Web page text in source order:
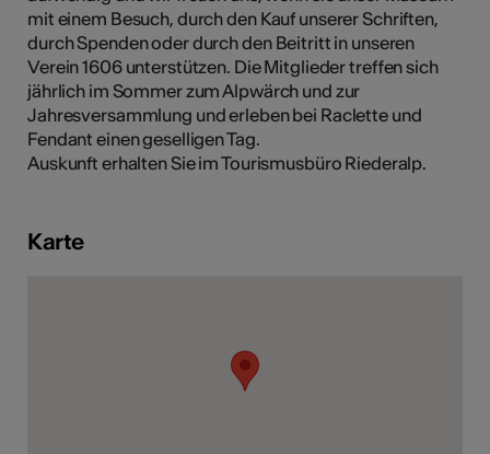
mit einem Besuch, durch den Kauf unserer Schriften,
durch Spenden oder durch den Beitritt in unseren
Verein 1606 unterstützen. Die Mitglieder treffen sich
jährlich im Sommer zum Alpwärch und zur
Jahresversammlung und erleben bei Raclette und
Fendant einen geselligen Tag.
Auskunft erhalten Sie im Tourismusbüro Riederalp.
Karte